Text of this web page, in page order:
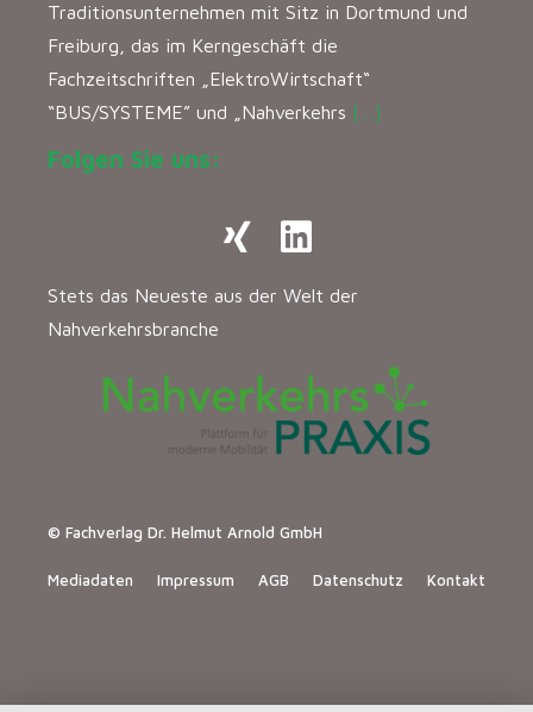
Traditionsunternehmen mit Sitz in Dortmund und
Freiburg, das im Kerngeschäft die
Fachzeitschriften „ElektroWirtschaft“
“BUS/SYSTEME” und „Nahverkehrs […]
Folgen Sie uns:
Stets das Neueste aus der Welt der
Nahverkehrsbranche
© Fachverlag Dr. Helmut Arnold GmbH
Mediadaten Impressum AGB Datenschutz Kontakt